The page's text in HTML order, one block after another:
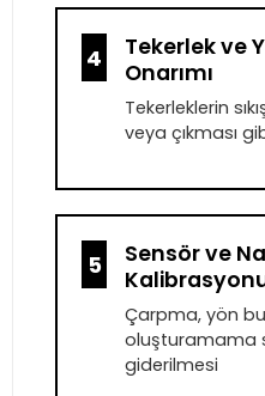
4
Tekerlek ve
Onarımı
Tekerleklerin
veya çıkması
5
Sensör ve
Çarpma, yön
oluşturamama
giderilmesi